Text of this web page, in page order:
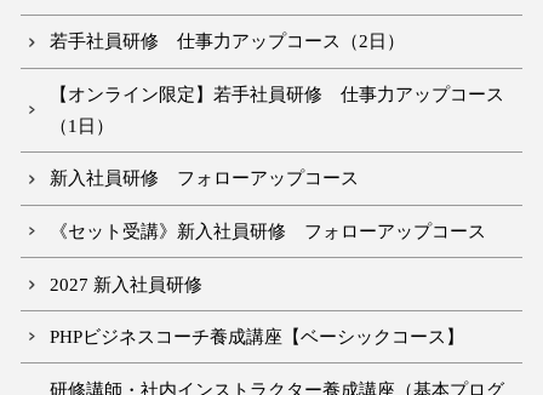
若手社員研修 仕事力アップコース（2日）
【オンライン限定】若手社員研修 仕事力アップコース
（1日）
新入社員研修 フォローアップコース
《セット受講》新入社員研修 フォローアップコース
2027 新入社員研修
PHPビジネスコーチ養成講座【ベーシックコース】
研修講師・社内インストラクター養成講座（基本プログ